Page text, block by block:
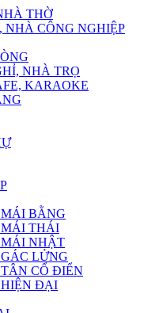
THỜ
CÔNG NGHIỆP
NHÀ TRỌ
KARAOKE
BẰNG
MÁI THÁI
NHẬT
LỬNG
CỔ ĐIỂN
HIỆN ĐẠI